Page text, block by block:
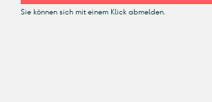
Sie können sich mit einem Klick abmelden.